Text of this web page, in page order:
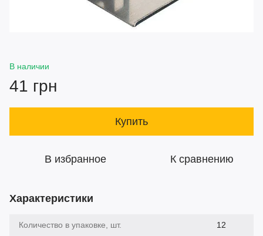
В наличии
41 грн
Купить
В избранное К сравнению
Характеристики
Количество в упаковке, шт. 12